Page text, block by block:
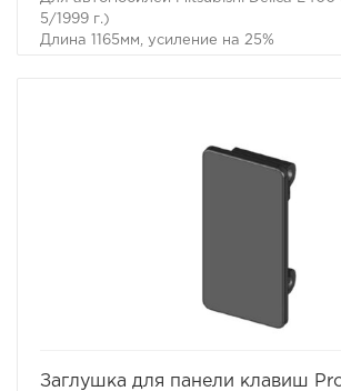
5/1999 г.)
Длина 1165мм, усиление на 25%
Заглушка для панели клавиш